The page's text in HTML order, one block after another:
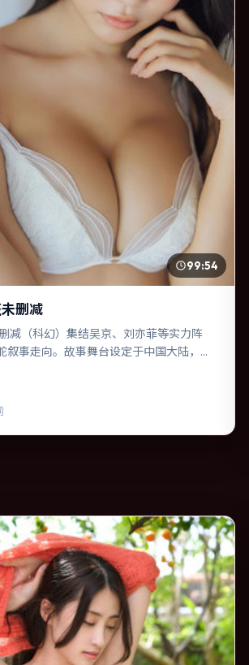
99:54
删减
减（科幻）集结吴京、刘亦菲等实力阵
叙事走向。故事舞台设定于中国大陆，围
开连锁反应；配乐与色彩高度服务于主
味。